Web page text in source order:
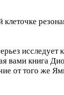
вами книга
от того же